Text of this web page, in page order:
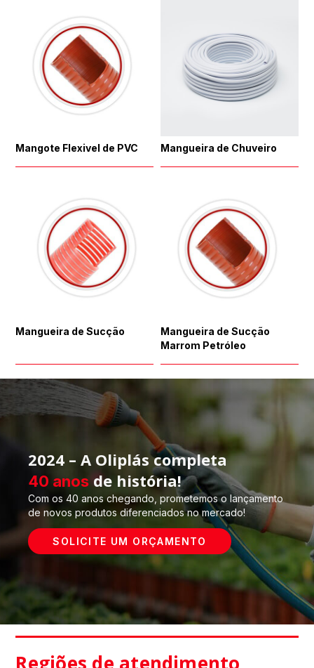
Mangote Flexivel de PVC Mangueira de Chuveiro
Mangueira de Sucção
Mangueira de Sucção
Marrom Petróleo
2024 – A Oliplás completa
40 anos de história!
Com os 40 anos chegando, prometemos o lançamento
de novos produtos diferenciados no mercado!
SOLICITE UM ORÇAMENTO
Regiões de atendimento